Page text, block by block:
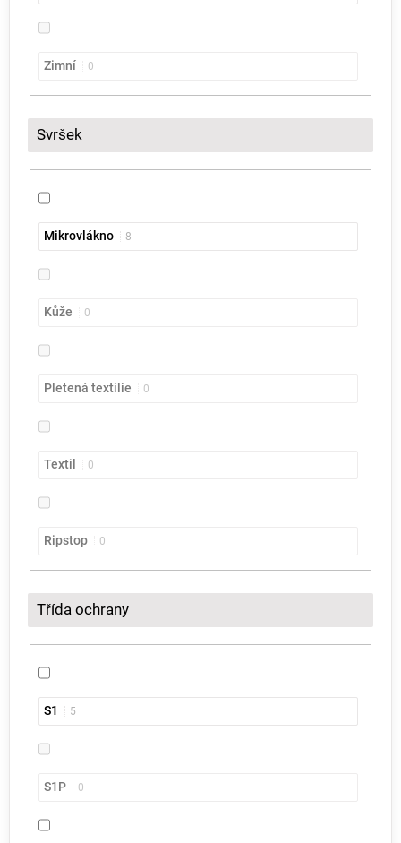
Zimní 0
Svršek
Mikrovlákno 8
Kůže 0
Pletená textilie 0
Textil 0
Ripstop 0
Třída ochrany
S1 5
S1P 0